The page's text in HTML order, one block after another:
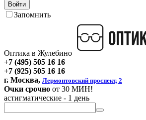
Войти
Запомнить
Оптика в Жулебино
+7 (495) 505 16 16
+7 (925) 505 16 16
г. Москва, Лермонтовский проспект, 2
Очки срочно от 30 МИН!
астигматические - 1 день